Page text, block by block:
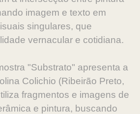
imagem e texto em
singulares, que
vernacular e cotidiana.
"Substrato" apresenta a
Colichio (Ribeirão Preto,
fragmentos e imagens de
e pintura, buscando